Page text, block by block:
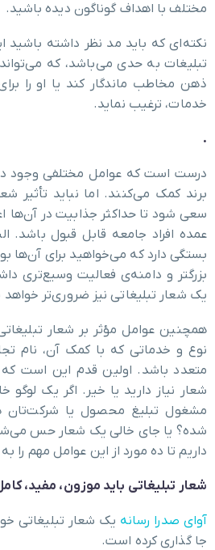
مختلف با اهداف گوناگون دیده باشید.
نکته‌ای که باید مد نظر داشته باشید
تبلیغات به حدی می‌باشد، که می‌تواند
ذهن مخاطب ماندگار کند یا او را
خدمات، ترغیب نماید.
.
درست است که عوامل مختلفی وجود
برند کمک می‌کنند. اما نباید تأثیر
سعی شود تا حداکثر جذابیت در آن‌ها
عمده افراد جامعه قابل قبول باشد.
بستگی دارد که می‌خواهید برای آن‌ها
بزرگتر و دامنه‌ی فعالیت وسیع‌تری
یک شعار تبلیغاتی نیز ضروری‌تر خواهد
همچنین عوامل مؤثر بر شعار
نوع و خدماتی که با کمک آن، نام
متعدد باشد. اولین قدم این است که
شعار نیاز دارید یا خیر. اگر یک
مشغول تبلیغ محصول یا شرکت‌تان
شده؟ یا جای خالی یک شعار حس
داریم تا ده مورد از این عوامل مهم را
شعار تبلیغاتی باید موزون، مفید،
آوای صدرا رسانه یک شعار تبلیغاتی
جا گذاری کرده است.